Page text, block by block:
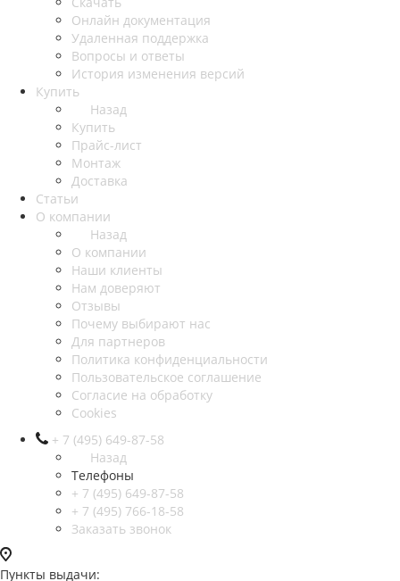
Онлайн документация
Удаленная поддержка
Вопросы и ответы
История изменения версий
Купить
Назад
Купить
Прайс-лист
Монтаж
Доставка
Статьи
О компании
Назад
О компании
Наши клиенты
Нам доверяют
Отзывы
Почему выбирают нас
Для партнеров
Политика конфиденциальности
Пользовательское соглашение
Согласие на обработку
Cookies
+ 7 (495) 649-87-58
Назад
Телефоны
+ 7 (495) 649-87-58
+ 7 (495) 766-18-58
Заказать звонок
Пункты выдачи: